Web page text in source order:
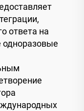
ответа на
одноразовые